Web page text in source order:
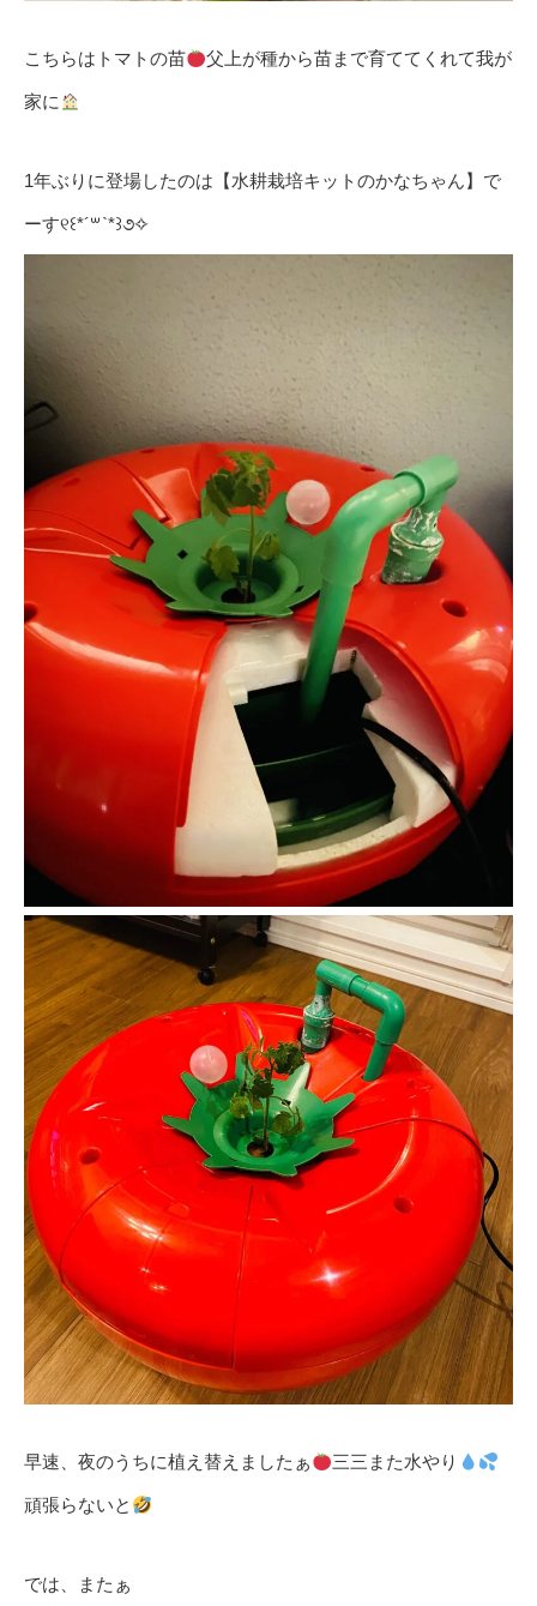
こちらはトマトの苗 父上が種から苗まで育ててくれて我が
家に
1年ぶりに登場したのは【水耕栽培キットのかなちゃん】で
ーす୧꒰*´꒳`*꒱૭✧
早速、夜のうちに植え替えましたぁ 三三また水やり
頑張らないと
では、またぁ